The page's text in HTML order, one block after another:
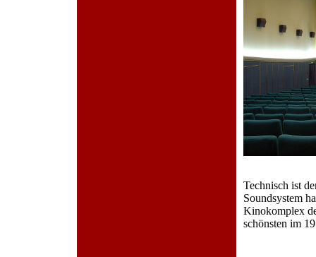
Technisch ist
Soundsystem
Kinokomplex
schönsten im